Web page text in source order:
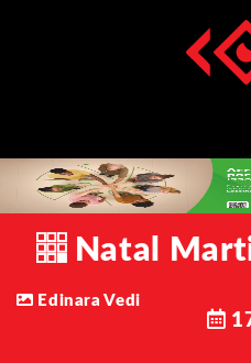
Natal
Edinara Vedi